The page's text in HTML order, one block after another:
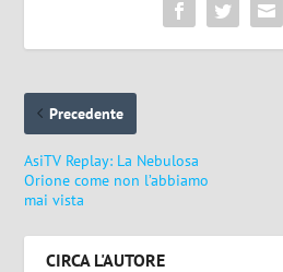
Precedente
AsiTV Replay: La Nebulosa
Orione come non l’abbiamo
mai vista
CIRCA L'AUTORE